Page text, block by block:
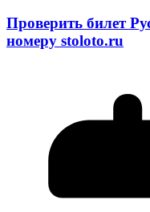
Проверить билет
номеру stoloto.ru